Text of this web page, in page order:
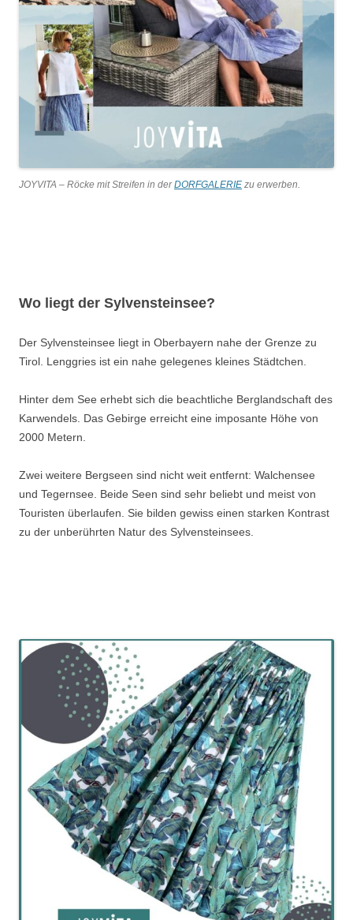
JOYVITA – Röcke mit Streifen in derDORFGALERIE zu erwerben.
Wo liegt der Sylvensteinsee?
Der Sylvensteinsee liegt in Oberbayern nahe der Grenze zu
Tirol. Lenggries ist ein nahe gelegenes kleines Städtchen.
Hinter dem See erhebt sich die beachtliche Berglandschaft des
Karwendels. Das Gebirge erreicht eine imposante Höhe von
2000 Metern.
Zwei weitere Bergseen sind nicht weit entfernt: Walchensee
und Tegernsee. Beide Seen sind sehr beliebt und meist von
Touristen überlaufen. Sie bilden gewiss einen starken Kontrast
zu der unberührten Natur des Sylvensteinsees.